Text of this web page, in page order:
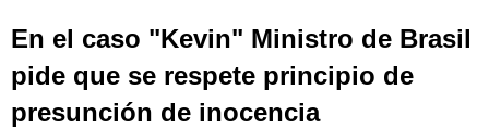
En el caso "Kevin" Ministro de Brasil
pide que se respete principio de
presunción de inocencia